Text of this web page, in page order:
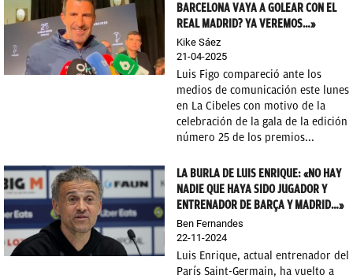
BARCELONA VAYA A GOLEAR CON EL
REAL MADRID? YA VEREMOS…»
Kike Sáez
21-04-2025
Luis Figo compareció ante los
medios de comunicación este lunes
en La Cibeles con motivo de la
celebración de la gala de la edición
número 25 de los premios...
LA BURLA DE LUIS ENRIQUE: «NO HAY
NADIE QUE HAYA SIDO JUGADOR Y
ENTRENADOR DE BARÇA Y MADRID…»
Ben Fernandes
22-11-2024
Luis Enrique, actual entrenador del
París Saint-Germain, ha vuelto a